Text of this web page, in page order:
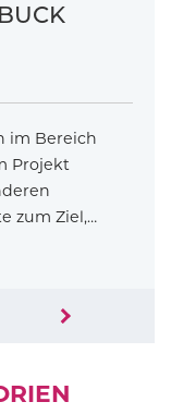
im Bereich
Projekt
zum Ziel,…